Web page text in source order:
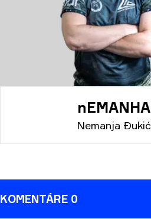
nEMANHA
Nemanja Đukić
KOMENTÁRE 0